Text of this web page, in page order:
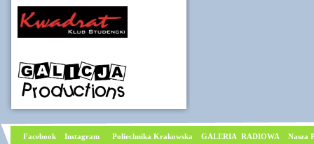
Facebook Instagram Poliechnika Krakowska GALERIA RADIOWA Nasza